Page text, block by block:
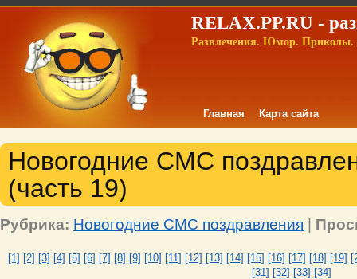
RELAX.PP.RU -
Развлечения. Юмор. Приколы.
Главная Карта сайта
Новогодние СМС
(часть 19)
Рубрика: Новогодние СМС поздравления |
[1] [2] [3] [4] [5] [6] [7] [8] [9] [10] [11] [12] [13] [14] [15] [16] [17] [18] [19]
[31] [32] [33] [34]